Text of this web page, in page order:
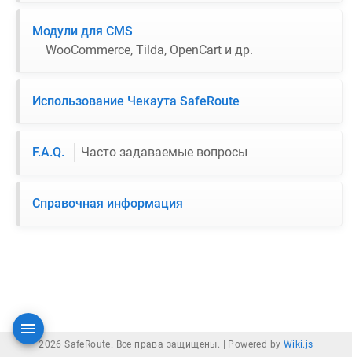
Модули для CMS
WooCommerce, Tilda, OpenCart и др.
Использование Чекаута SafeRoute
F.A.Q. Часто задаваемые вопросы
Справочная информация
2026 SafeRoute. Все права защищены. | Powered by Wiki.js